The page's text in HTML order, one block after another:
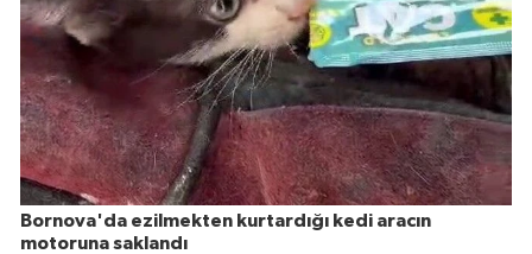
Bornova'da ezilmekten kurtardığı kedi aracın
motoruna saklandı